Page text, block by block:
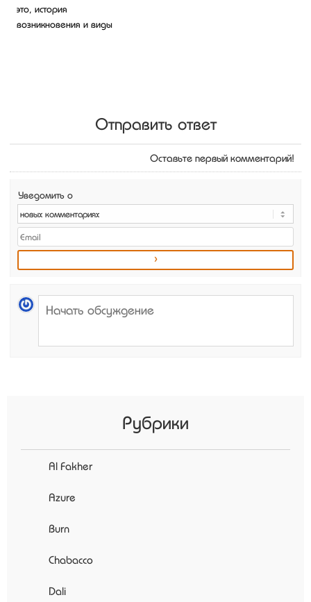
это, история
возникновения и виды
Отправить ответ
Оставьте первый комментарий!
Уведомить о
Рубрики
Al Fakher
Azure
Burn
Chabacco
Dali